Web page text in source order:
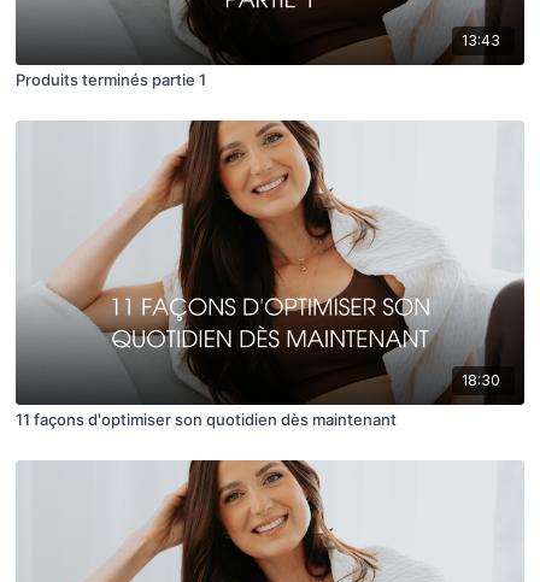
13:43
Produits terminés partie 1
18:30
11 façons d'optimiser son quotidien dès maintenant